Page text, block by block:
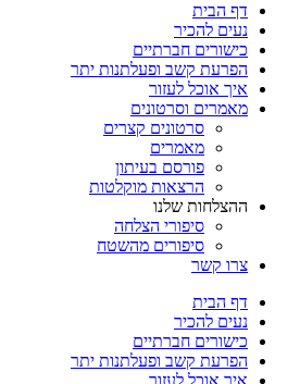
דף הבית
נעים להכיר
כישורים חברתיים
הפרעת קשב ופעלתנות יתר
איך אוכל לעזור
מאמרים וסרטונים
סרטונים קצרים
מאמרים
פורסם בעיתון
הרצאות מוקלטות
ההצלחות שלנו
סיפורי הצלחה
סיפורים מהשטח
צרו קשר
דף הבית
נעים להכיר
כישורים חברתיים
הפרעת קשב ופעלתנות יתר
איך אוכל לעזור